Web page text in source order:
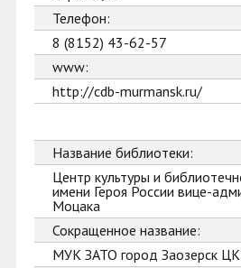
Телефон:
8 (8152) 43-62-57
www:
http://cdb-murmansk.ru/
Название библиотеки:
Центр культуры и
имени Героя России вице-
Моцака
Сокращенное название:
МУК ЗАТО город Заозерск